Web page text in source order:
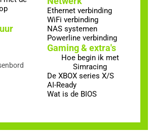
Ethernet verbinding
WiFi verbinding
NAS systemen
Powerline verbinding
Gaming & extra's
Hoe begin ik met
Simracing
De XBOX series X/S
AI-Ready
Wat is de BIOS